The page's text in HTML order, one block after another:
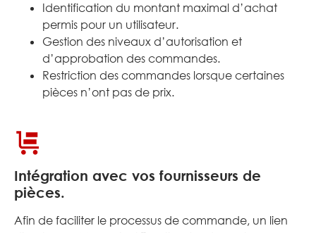
Identification du montant maximal d’achat
permis pour un utilisateur.
Gestion des niveaux d’autorisation et
d’approbation des commandes.
Restriction des commandes lorsque certaines
pièces n’ont pas de prix.
Intégration avec vos fournisseurs de
pièces.
Afin de faciliter le processus de commande, un lien